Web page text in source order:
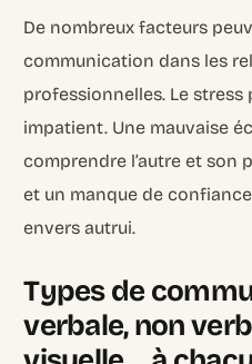
De nombreux facteurs
communication dans les
professionnelles. Le
impatient. Une mauvaise
comprendre l’autre et son
et un manque de
envers autrui.
Types de
verbale, non